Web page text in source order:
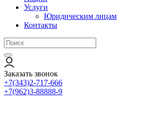
Услуги
Юридическим лицам
Контакты
Заказать звонок
+7(343)2-717-666
+7(962)3-88888-9